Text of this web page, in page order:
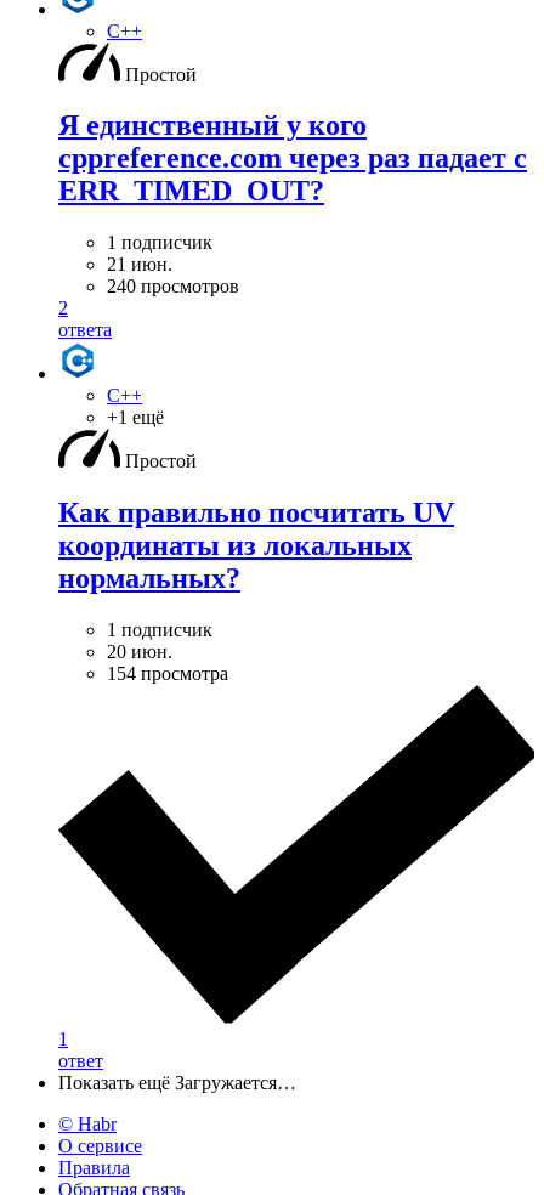
C++
Простой
Я единственный у кого
cppreference.com через раз падает с
ERR_TIMED_OUT?
1 подписчик
21 июн.
240 просмотров
2
ответа
C++
+1 ещё
Простой
Как правильно посчитать UV
координаты из локальных
нормальных?
1 подписчик
20 июн.
154 просмотра
1
ответ
Показать ещё Загружается…
© Habr
О сервисе
Правила
Обратная связь